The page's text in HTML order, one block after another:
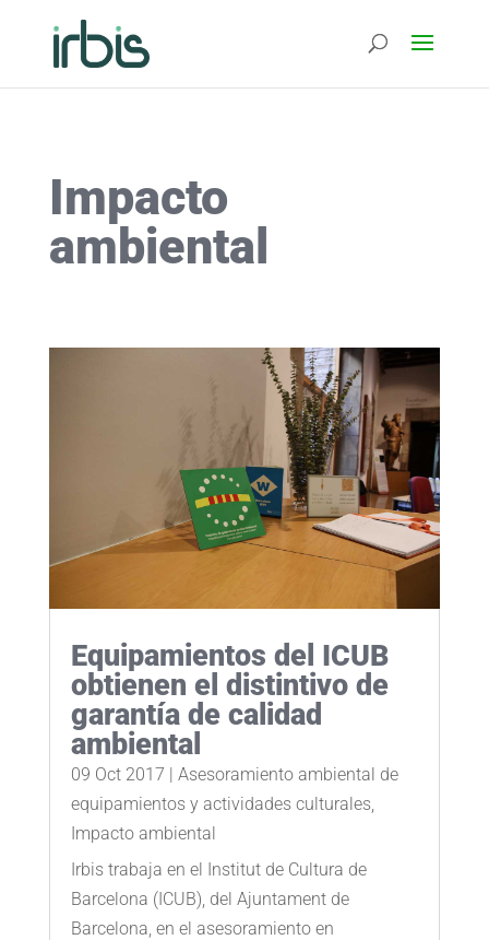
Impacto
ambiental
Equipamientos del ICUB
obtienen el distintivo de
garantía de calidad
ambiental
09 Oct 2017 | Asesoramiento ambiental de
equipamientos y actividades culturales,
Impacto ambiental
Irbis trabaja en el Institut de Cultura de
Barcelona (ICUB), del Ajuntament de
Barcelona, ​​en el asesoramiento en